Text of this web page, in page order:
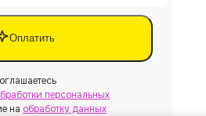
Оплатить
персональных
на обработку данных